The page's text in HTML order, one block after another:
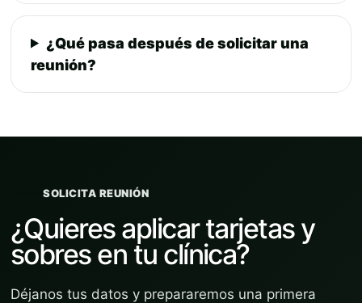
¿Qué pasa después de solicitar una
reunión?
SOLICITA REUNIÓN
¿Quieres aplicar tarjetas y
sobres en tu clínica?
Déjanos tus datos y prepararemos una primera